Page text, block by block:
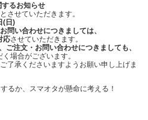
るお知らせ
させていただきます。
(日)
問い合わせにつきましては、
応させていただきます。
ご注文・ お問い合わせにつきましても、
場合がございます。
了承くださいますようお願い申し上げま
るか、スマオタが懸命に考える！